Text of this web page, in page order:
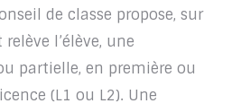
de classe propose, sur
relève l’élève, une
partielle, en première ou
(L1 ou L2). Une